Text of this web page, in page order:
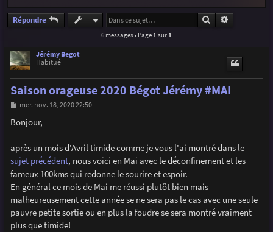
Répondre Rechercher
6 messages • Page 1 sur 1
Jérémy Begot
Habitué
Saison orageuse 2020 Bégot Jérémy #MAI
M
s
s
e
mer. nov. 18, 2020 22:50
Bonjour,
après un mois d'Avril timide comme je vous l'ai montré dans le
sujet précédent, nous voici en Mai avec le déconfinement et les
fameux 100kms qui redonne le sourire et espoir.
En général ce mois de Mai me réussi plutôt bien mais
malheureusement cette année se ne sera pas le cas avec une seule
pauvre petite sortie ou en plus la foudre se sera montré vraiment
plus que timide!